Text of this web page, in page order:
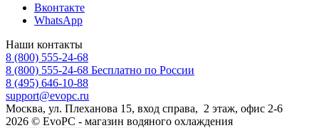
Вконтакте
WhatsApp
Наши контакты
8 (800) 555-24-68
8 (800) 555-24-68 Бесплатно по России
8 (495) 646-10-88
support@evopc.ru
Москва, ул. Плеханова 15, вход справа, 2 этаж, офис 2-6
2026 © EvoPC - магазин водяного охлаждения